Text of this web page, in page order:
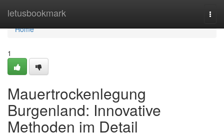
letusbookmark
Home
Home
1
Mauertrockenlegung
Burgenland: Innovative
Methoden im Detail